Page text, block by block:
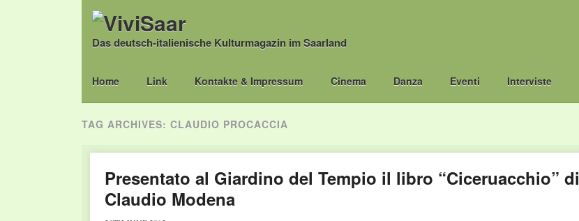
Das deutsch-italienische Kulturmagazin im Saarland
Main menu
Skip
Home Link Kontakte & Impressum Cinema Danza Eventi Interviste
TAG ARCHIVES: CLAUDIO PROCACCIA
Presentato al Giardino del Tempio il libro “Ciceruacchio” di
Claudio Modena